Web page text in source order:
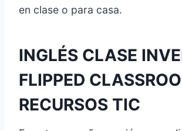
en clase o para casa.
INGLÉS CLASE
FLIPPED
RECURSOS TIC